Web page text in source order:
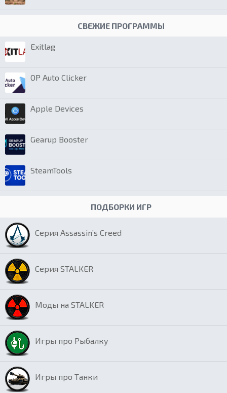
СВЕЖИЕ ПРОГРАММЫ
Exitlag
OP Auto Clicker
Apple Devices
Gearup Booster
SteamTools
ПОДБОРКИ ИГР
Серия Assassin’s Creed
Серия STALKER
Моды на STALKER
Игры про Рыбалку
Игры про Танки